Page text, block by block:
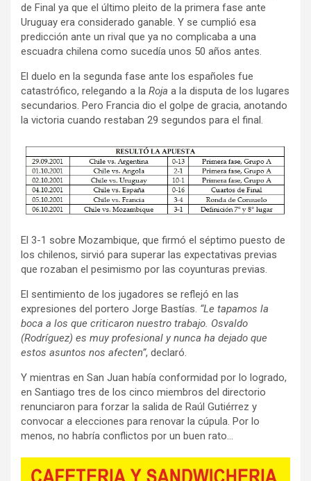
de Final ya que el último pleito de la primera fase ante
Uruguay era considerado ganable. Y se cumplió esa
predicción ante un rival que ya no complicaba a una
escuadra chilena como sucedía unos 50 años antes.
El duelo en la segunda fase ante los españoles fue
catastrófico, relegando a la Roja a la disputa de los lugares
secundarios. Pero Francia dio el golpe de gracia, anotando
la victoria cuando restaban 29 segundos para el final.
El 3-1 sobre Mozambique, que firmó el séptimo puesto de
los chilenos, sirvió para superar las expectativas previas
que rozaban el pesimismo por las coyunturas previas.
El sentimiento de los jugadores se reflejó en las
expresiones del portero Jorge Bastías. “Le tapamos la
boca a los que criticaron nuestro trabajo. Osvaldo
(Rodríguez) es muy profesional y nunca ha dejado que
estos asuntos nos afecten”, declaró.
Y mientras en San Juan había conformidad por lo logrado,
en Santiago tres de los cinco miembros del directorio
renunciaron para forzar la salida de Raúl Gutiérrez y
convocar a elecciones para renovar la cúpula. Por lo
menos, no habría conflictos por un buen rato…